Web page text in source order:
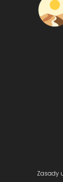
Zasady